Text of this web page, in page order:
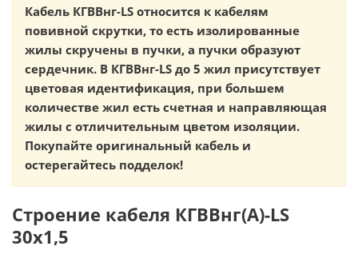
Кабель КГВВнг-LS относится к кабелям
повивной скрутки, то есть изолированные
жилы скручены в пучки, а пучки образуют
сердечник. В КГВВнг-LS до 5 жил присутствует
цветовая идентификация, при большем
количестве жил есть счетная и направляющая
жилы с отличительным цветом изоляции.
Покупайте оригинальный кабель и
остерегайтесь подделок!
Строение кабеля КГВВнг(А)-LS
30х1,5